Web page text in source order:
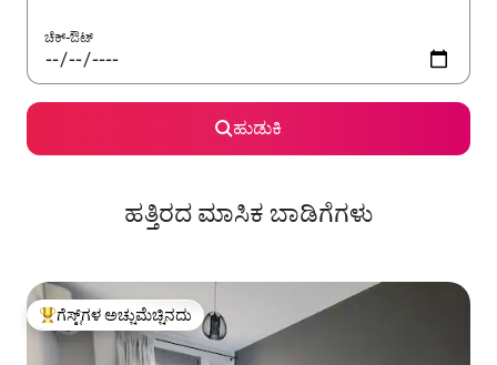
ಚೆಕ್-ಔಟ್
ಹುಡುಕಿ
ಹತ್ತಿರದ ಮಾಸಿಕ ಬಾಡಿಗೆಗಳು
ಗೆಸ್ಟ್‌ಗಳಿಗೆ ಅತಿ ಹೆಚ್ಚು ಅಚ್ಚುಮೆಚ್ಚಿನದು
ಗೆಸ್ಟ್‌ಗಳ ಅಚ್ಚುಮೆಚ್ಚಿನದು